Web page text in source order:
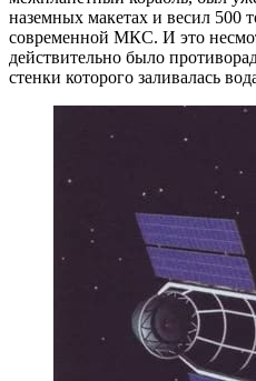
наземных макетах и весил 500
современной МКС. И это
действительно было
стенки которого заливалась